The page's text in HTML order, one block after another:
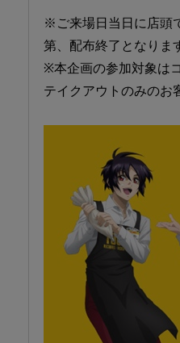
※ご来場日当日に店頭
第、配布終了となりま
※本企画の参加対象は
テイクアウトのみのお